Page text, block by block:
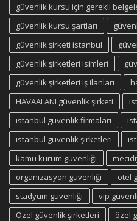
güvenlik kursu için gerekli
güvenlik kursu şartları
güvenlik şirketi istanbul
güvenlik şirketleri isimleri
güvenlik şirketleri iş ilanları
HAVAALANI güvenlik şirketi
istanbul güvenlik firmaları
istanbul güvenlik şirketleri
kamu kurum güvenliği
organizasyon güvenliği
otel
stadyum güvenliği
vip
Özel güvenlik şirketleri
özel